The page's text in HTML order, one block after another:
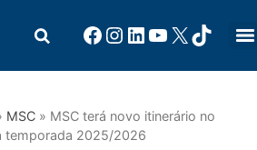
MSC » MSC terá novo itinerário no
temporada 2025/2026